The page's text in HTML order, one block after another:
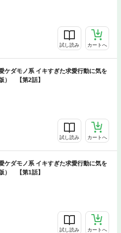
試し読み カートへ
ケダモノ系 イキすぎた求愛行動に気を
） 【第2話】
試し読み カートへ
ケダモノ系 イキすぎた求愛行動に気を
） 【第1話】
試し読み カートへ